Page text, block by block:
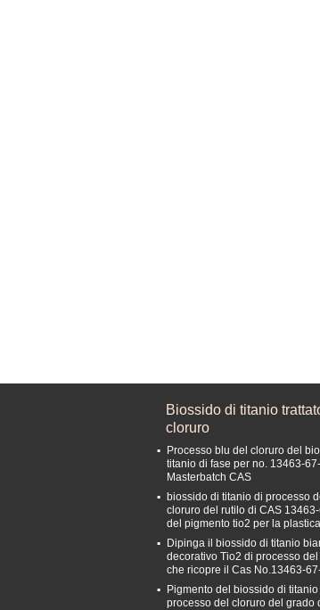
Biossido di titanio
cloruro
Processo blu del cloruro del
titanio di fase per no. 13463-
Masterbatch CAS
biossido di titanio di processo
cloruro del rutilo di CAS
del pigmento tio2 per la plastica
Dipinga il biossido di titanio
decorativo Tio2 di processo
che ricopre il Cas No.13463-
Pigmento del biossido di titanio
processo del cloruro del grado